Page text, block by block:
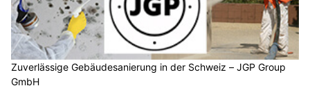
Zuverlässige Gebäudesanierung in der Schweiz – JGP Group
GmbH